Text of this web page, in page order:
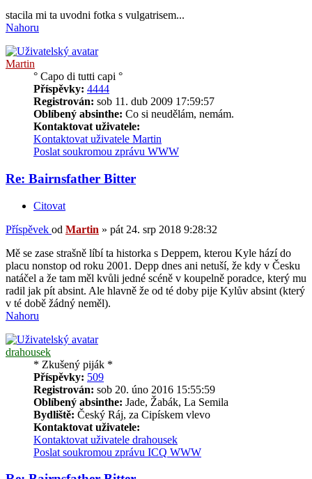
stacila mi ta uvodni fotka s vulgatrisem...
Nahoru
Martin
° Capo di tutti capi °
Příspěvky: 4444
Registrován: sob 11. dub 2009 17:59:57
Oblíbený absinthe: Co si neudělám, nemám.
Kontaktovat uživatele:
Kontaktovat uživatele Martin
Poslat soukromou zprávu WWW
Re: Bairnsfather Bitter
Citovat
Příspěvek od Martin » pát 24. srp 2018 9:28:32
Mě se zase strašně líbí ta historka s Deppem, kterou Kyle hází do
placu nonstop od roku 2001. Depp dnes ani netuší, že kdy v Česku
natáčel a že tam měl kvůli jedné scéně v koupelně poradce, který mu
radil jak pít absint. Ale hlavně že od té doby pije Kylův absint (který
v té době žádný neměl).
Nahoru
drahousek
* Zkušený piják *
Příspěvky: 509
Registrován: sob 20. úno 2016 15:55:59
Oblíbený absinthe: Jade, Žabák, La Semila
Bydliště: Český Ráj, za Cipískem vlevo
Kontaktovat uživatele:
Kontaktovat uživatele drahousek
Poslat soukromou zprávu ICQ WWW